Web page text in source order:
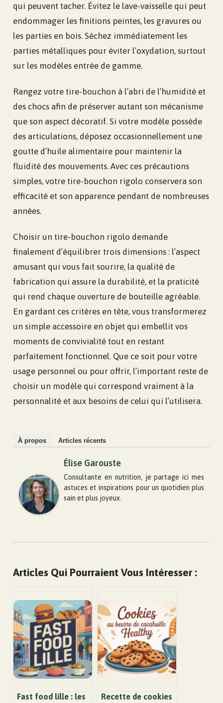
qui peuvent tacher. Évitez le lave-vaisselle qui peut
endommager les finitions peintes, les gravures ou
les parties en bois. Séchez immédiatement les
parties métalliques pour éviter l’oxydation, surtout
sur les modèles entrée de gamme.
Rangez votre tire-bouchon à l’abri de l’humidité et
des chocs afin de préserver autant son mécanisme
que son aspect décoratif. Si votre modèle possède
des articulations, déposez occasionnellement une
goutte d’huile alimentaire pour maintenir la
fluidité des mouvements. Avec ces précautions
simples, votre tire-bouchon rigolo conservera son
efficacité et son apparence pendant de nombreuses
années.
Choisir un tire-bouchon rigolo demande
finalement d’équilibrer trois dimensions : l’aspect
amusant qui vous fait sourire, la qualité de
fabrication qui assure la durabilité, et la praticité
qui rend chaque ouverture de bouteille agréable.
En gardant ces critères en tête, vous transformerez
un simple accessoire en objet qui embellit vos
moments de convivialité tout en restant
parfaitement fonctionnel. Que ce soit pour votre
usage personnel ou pour offrir, l’important reste de
choisir un modèle qui correspond vraiment à la
personnalité et aux besoins de celui qui l’utilisera.
À propos Articles récents
Élise Garouste
Consultante en nutrition, je partage ici mes
astuces et inspirations pour un quotidien plus
sain et plus joyeux.
Articles Qui Pourraient Vous Intéresser :
Fast food lille : les
Recette de cookies